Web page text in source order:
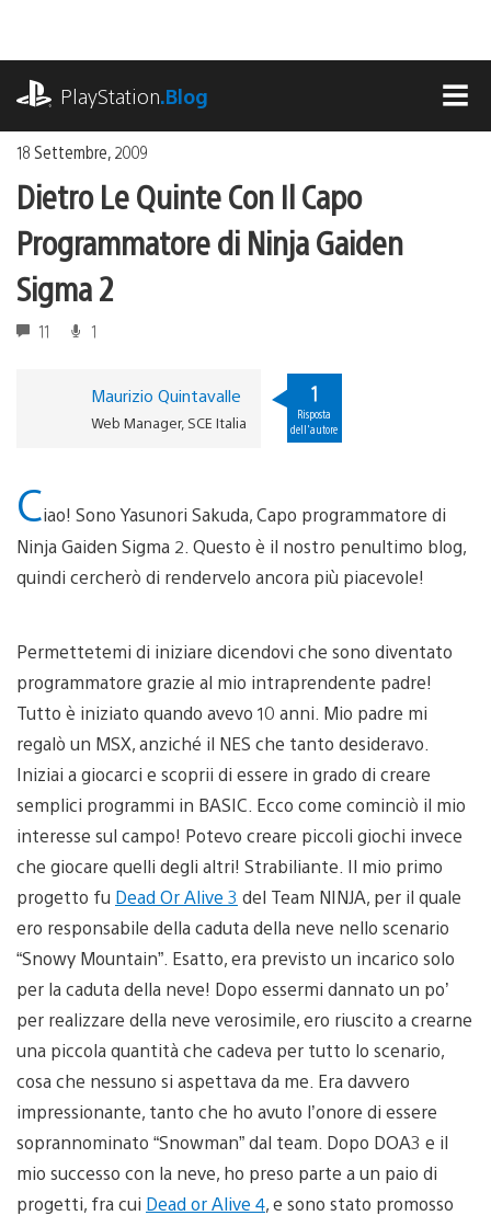
contenuto
PlayStation.Blog
18 Settembre, 2009
Dietro Le Quinte Con Il Capo
Programmatore di Ninja Gaiden
Sigma 2
11 1
Maurizio Quintavalle
Web Manager, SCE Italia
1
Risposta
dell'autore
Ciao! Sono Yasunori Sakuda, Capo programmatore di
Ninja Gaiden Sigma 2. Questo è il nostro penultimo blog,
quindi cercherò di rendervelo ancora più piacevole!
Permettetemi di iniziare dicendovi che sono diventato
programmatore grazie al mio intraprendente padre!
Tutto è iniziato quando avevo 10 anni. Mio padre mi
regalò un MSX, anziché il NES che tanto desideravo.
Iniziai a giocarci e scoprii di essere in grado di creare
semplici programmi in BASIC. Ecco come cominciò il mio
interesse sul campo! Potevo creare piccoli giochi invece
che giocare quelli degli altri! Strabiliante. Il mio primo
progetto fu Dead Or Alive 3 del Team NINJA, per il quale
ero responsabile della caduta della neve nello scenario
“Snowy Mountain”. Esatto, era previsto un incarico solo
per la caduta della neve! Dopo essermi dannato un po’
per realizzare della neve verosimile, ero riuscito a crearne
una piccola quantità che cadeva per tutto lo scenario,
cosa che nessuno si aspettava da me. Era davvero
impressionante, tanto che ho avuto l’onore di essere
soprannominato “Snowman” dal team. Dopo DOA3 e il
mio successo con la neve, ho preso parte a un paio di
progetti, fra cui Dead or Alive 4, e sono stato promosso